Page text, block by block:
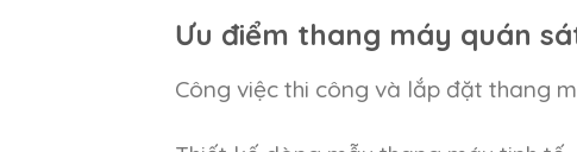
Ưu điểm thang máy quán
Công việc thi công và lắp đặt thang